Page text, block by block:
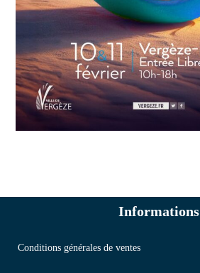
Informations
Conditions générales de ventes